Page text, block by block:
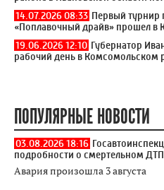
14.07.2026 08:33 Первый турнир
«Поплавочный драйв» прошел в
19.06.2026 12:10 Губернатор
рабочий день в Комсомольском
ПОПУЛЯРНЫЕ НОВОСТИ
03.08.2026 18:16
подробности о смертельном
Авария произошла 3 августа